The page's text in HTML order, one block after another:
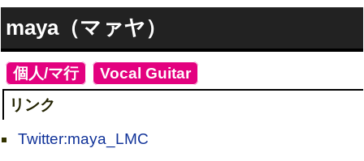
maya（マァヤ）
個人/マ行] Vocal Guitar]
リンク
Twitter:maya_LMC